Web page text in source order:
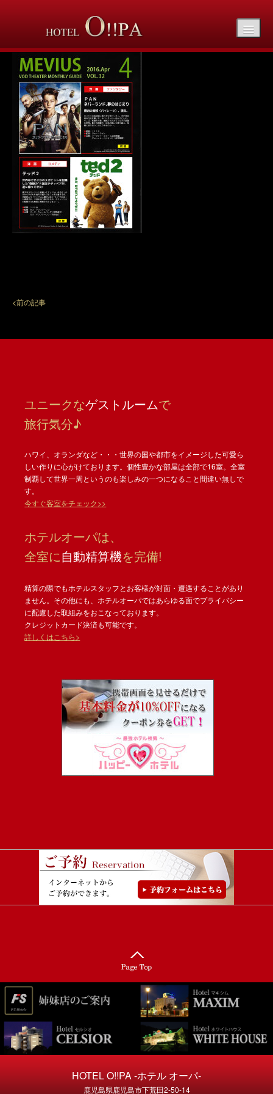
vod1604_00
<前の記事
ユニークなゲストルームで
旅行気分♪
ハワイ、オランダなど・・・世界の国や都市をイメージした可愛ら
しい作りに心がけております。個性豊かな部屋は全部で16室。全室
制覇して世界一周というのも楽しみの一つになること間違い無しで
す。
今すぐ客室をチェック>>
ホテルオーパは、
全室に自動精算機を完備!
精算の際でもホテルスタッフとお客様が対面・遭遇することがあり
ません。その他にも、ホテルオーパではあらゆる面でプライバシー
に配慮した取組みをおこなっております。
クレジットカード決済も可能です。
詳しくはこちら>
HOTEL O!!PA -ホテル オーパ-
鹿児島県鹿児島市下荒田2-50-14